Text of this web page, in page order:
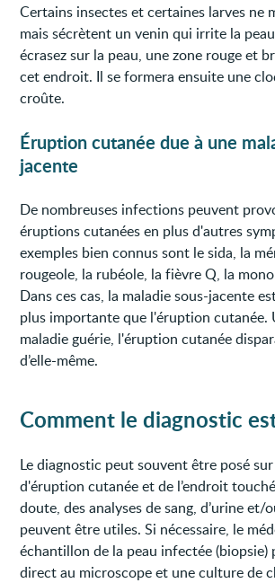
Certains insectes et certaines larves ne
mais sécrètent un venin qui irrite la
écrasez sur la peau, une zone rouge et
cet endroit. Il se formera ensuite une
croûte.
Éruption cutanée due à une
jacente
De nombreuses infections peuvent
éruptions cutanées en plus d'autres
exemples bien connus sont le sida, la
rougeole, la rubéole, la fièvre Q, la
Dans ces cas, la maladie sous-jacente
plus importante que l'éruption cutanée.
maladie guérie, l'éruption cutanée
d’elle-même.
Comment le diagnostic
Le diagnostic peut souvent être posé
d'éruption cutanée et de l’endroit
doute, des analyses de sang, d’urine et/
peuvent être utiles. Si nécessaire, le
échantillon de la peau infectée (biopsie)
direct au microscope et une culture de